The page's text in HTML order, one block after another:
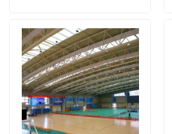
私達について
工場旅行
品質管理